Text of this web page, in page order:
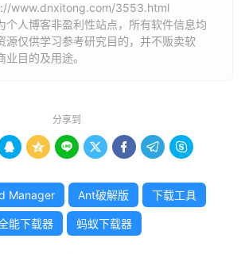
www.dnxitong.com/3553.html
个人博客非盈利性站点，所有软件信息均
源仅供学习参考研究目的，并不贩卖软
目的及用途。
分享到
      
Manager Ant破解版 下载工具
能下载器 蚂蚁下载器